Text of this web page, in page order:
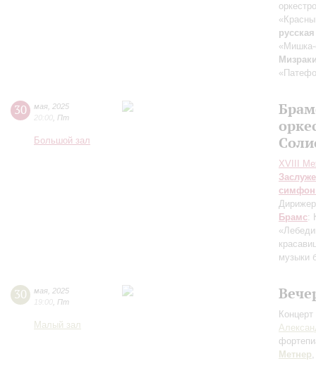
30 мая 2025
20:00 Пт
Большой зал
XVIII
Брамс:
музыки
30 мая 2025
19:00 Пт
Малый зал
Метнер